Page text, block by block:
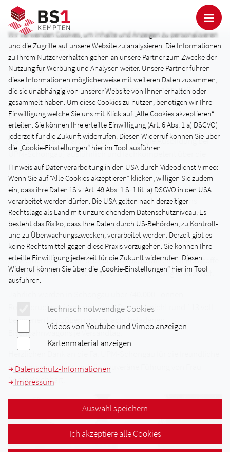
Exkursion zu UPM in Schongau
Dienstag, 11.07.2017
Drucker auf den Spuren der Papierherstellung bei UPM in
Schongau. Beeindruckt von der Größe der Papiermaschinen,
die zuvor im Unterricht theoretisch behandelt wurden,
wurden die Schüler der Klasse MD10 von
Frau Sonja Reichhart (Koordinatorin für die Ausbildung bei
UPM-Schongau) ausführlich und fachkompetent über die
Papierherstellung informiert.
Von der Altpapieraufbereitung bis zur vollautomatischen
Verpackung der Papierrollen und deren Einlagerung ins
Hochregallager hatten wir die Gelegenheit, alle wichtigen
Produktionsschritte zu besichtigen. Deutlich wurde auch das
Anliegen der Fa. UPM, möglichst nachhaltig zu produzieren.
So werden neben den über 90% Altpapieranteil nur Rohstoffe
aus zertifiziertem Holzanbau aus der Umgebung verwendet.
Rollendruckpapiere produziert. Das entspricht rund 113 voll
beladenen Lastzügen und ca. acht beladenen
Eisenbahnwagons je Versandtag.
Herzlichen Dank an die Fa. UPM-Schongau für die freundliche
Aufnahme im Werk und die souveräne Führung von Frau
Sonja Reichhart.
Wir verwenden Cookies, um Inhalte und Anzeigen zu personalisieren
und die Zugriffe auf unsere Website zu analysieren. Die Informationen
zu Ihrem Nutzerverhalten gehen an unsere Partner zum Zwecke der
Nutzung für Werbung und Analysen weiter. Unsere Partner führen
diese Informationen möglicherweise mit weiteren Daten zusammen,
die sie unabhängig von unserer Website von Ihnen erhalten oder
gesammelt haben. Um diese Cookies zu nutzen, benötigen wir Ihre
Einwilligung welche Sie uns mit Klick auf „Alle Cookies akzeptieren“
erteilen. Sie können Ihre erteilte Einwilligung (Art. 6 Abs. 1 a) DSGVO)
jederzeit für die Zukunft widerrufen. Diesen Widerruf können Sie über
die „Cookie-Einstellungen“ hier im Tool ausführen.
Hinweis auf Datenverarbeitung in den USA durch Videodienst Vimeo:
Wenn Sie auf "Alle Cookies akzeptieren“ klicken, willigen Sie zudem
ein, dass ihre Daten i.S.v. Art. 49 Abs. 1 S. 1 lit. a) DSGVO in den USA
verarbeitet werden dürfen. Die USA gelten nach derzeitiger
Rechtslage als Land mit unzureichendem Datenschutzniveau. Es
besteht das Risiko, dass Ihre Daten durch US-Behörden, zu Kontroll-
und zu Überwachungszwecken, verarbeitet werden. Derzeit gibt es
keine Rechtsmittel gegen diese Praxis vorzugehen. Sie können Ihre
erteilte Einwilligung jederzeit für die Zukunft widerrufen. Diesen
Widerruf können Sie über die „Cookie-Einstellungen“ hier im Tool
ausführen.
technisch notwendige Cookies
Videos von Youtube und Vimeo anzeigen
Kartenmaterial anzeigen
Datenschutz-Informationen
Impressum
Auswahl speichern
Ich akzeptiere alle Cookies